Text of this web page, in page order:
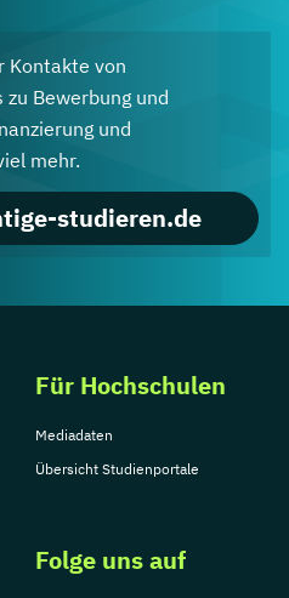
Kontakte von
Bewerbung und
und
mehr.
studieren.de
Für Hochschulen
Mediadaten
Übersicht Studienportale
Folge uns auf